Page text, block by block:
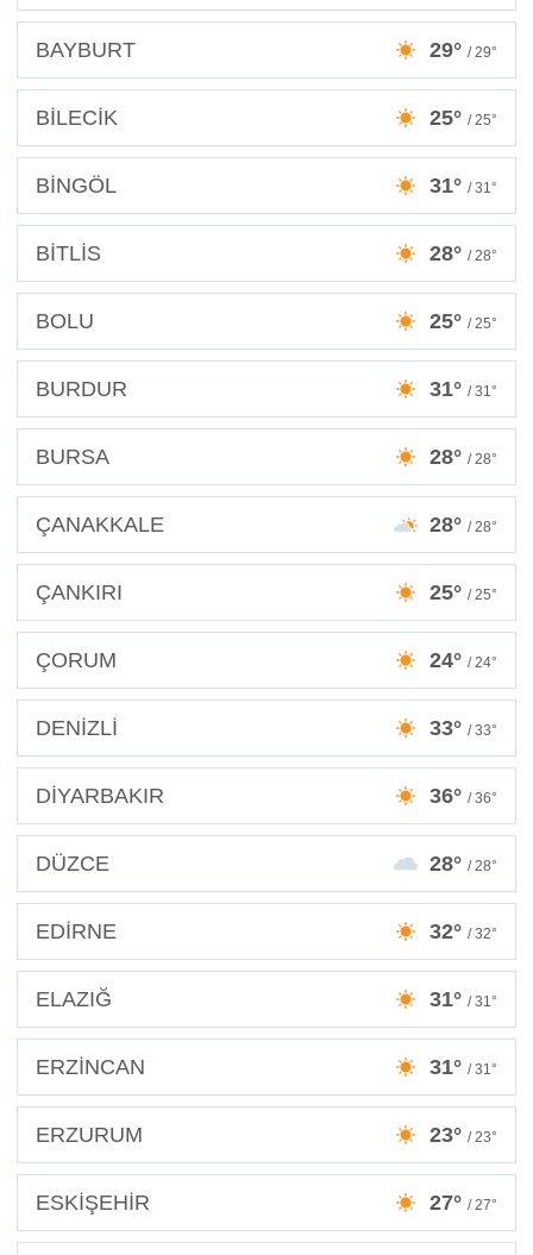
BAYBURT 29° / 29°
BİLECİK 25° / 25°
BİNGÖL 31° / 31°
BİTLİS 28° / 28°
BOLU 25° / 25°
BURDUR 31° / 31°
BURSA 28° / 28°
ÇANAKKALE 28° / 28°
ÇANKIRI 25° / 25°
ÇORUM 24° / 24°
DENİZLİ 33° / 33°
DİYARBAKIR 36° / 36°
DÜZCE 28° / 28°
EDİRNE 32° / 32°
ELAZIĞ 31° / 31°
ERZİNCAN 31° / 31°
ERZURUM 23° / 23°
ESKİŞEHİR 27° / 27°